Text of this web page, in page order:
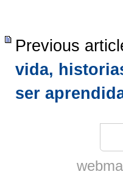
Previous
vida,
ser